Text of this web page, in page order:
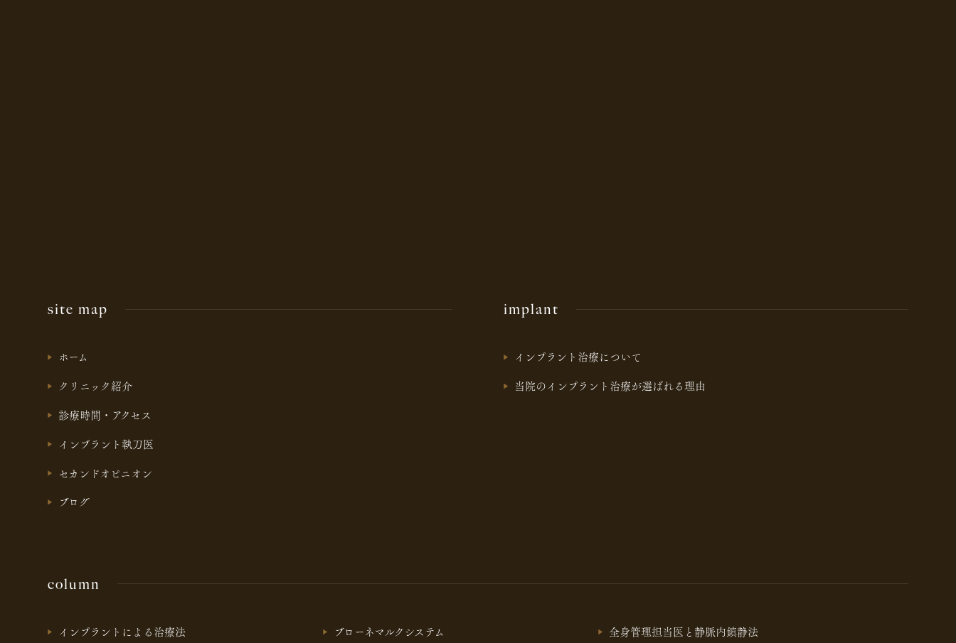
site map
ホーム
クリニック紹介
診療時間・アクセス
インプラント執刀医
セカンドオピニオン
ブログ
implant
インプラント治療について
当院のインプラント治療が選ばれる理由
column
インプラントによる治療法 ブローネマルクシステム 全身管理担当医と静脈内鎮静法